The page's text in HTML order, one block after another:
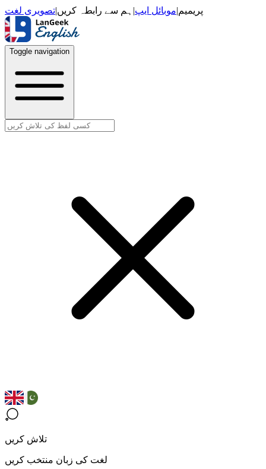
پریمیم|موبائل ایپ| ہم سے رابطہ کریں|تصویری لغت
Toggle navigation
تلاش کریں
لغت کی زبان منتخب کریں